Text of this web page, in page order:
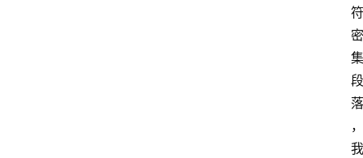
符
密
集
段
落
，
我